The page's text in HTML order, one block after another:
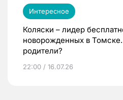
Интересное
Коляски – лидер
новорожденных в
родители?
22:00 / 16.07.26